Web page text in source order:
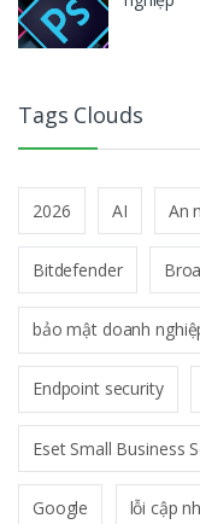
Tags Clouds
2026 AI An
Bitdefender
bảo mật doanh
Endpoint security
Eset Small Business
Google lỗi cập